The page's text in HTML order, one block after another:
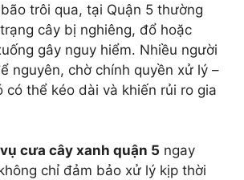
trôi qua, tại Quận 5 thường
cây bị nghiêng, đổ hoặc
gây nguy hiểm. Nhiều người
nguyên, chờ chính quyền xử lý –
có thể kéo dài và khiến rủi ro gia
cưa cây xanh quận 5 ngay
chỉ đảm bảo xử lý kịp thời